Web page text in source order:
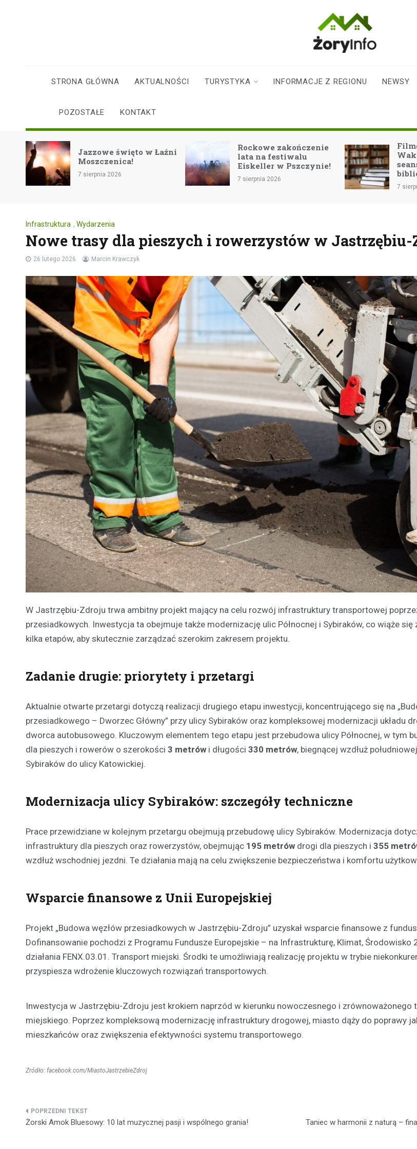
mieszkańców
Żor
STRONA GŁÓWNA AKTUALNOŚCI TURYSTYKA INFORMACJE Z REGIONU NEWSY
POZOSTAŁE KONTAKT
Jazzowe święto w Łaźni
Moszczenica!
7 sierpnia 2026
Rockowe zakończenie
lata na festiwalu
Eiskeller w Pszczynie!
7 sierpnia 2026
Filmowa Kraina
Wakacji: Rodzinne
seanse pełne
bibliotece
7 sierpnia 2026
Infrastruktura , Wydarzenia
Nowe trasy dla pieszych i rowerzystów w Jastrzębiu-
26 lutego 2026 Marcin Krawczyk
W Jastrzębiu-Zdroju trwa ambitny projekt mający na celu rozwój infrastruktury transportowej
przesiadkowych. Inwestycja ta obejmuje także modernizację ulic Północnej i Sybiraków, co wiąże się
kilka etapów, aby skutecznie zarządzać szerokim zakresem projektu.
Zadanie drugie: priorytety i przetargi
Aktualnie otwarte przetargi dotyczą realizacji drugiego etapu inwestycji, koncentrującego się na
przesiadkowego – Dworzec Główny” przy ulicy Sybiraków oraz kompleksowej modernizacji układu
dworca autobusowego. Kluczowym elementem tego etapu jest przebudowa ulicy Północnej, w tym
dla pieszych i rowerów o szerokości 3 metrów i długości 330 metrów, biegnącej wzdłuż
Sybiraków do ulicy Katowickiej.
Modernizacja ulicy Sybiraków: szczegóły techniczne
Prace przewidziane w kolejnym przetargu obejmują przebudowę ulicy Sybiraków. Modernizacja
infrastruktury dla pieszych oraz rowerzystów, obejmując 195 metrów drogi dla pieszych i 355
wzdłuż wschodniej jezdni. Te działania mają na celu zwiększenie bezpieczeństwa i komfortu
Wsparcie finansowe z Unii Europejskiej
Projekt „Budowa węzłów przesiadkowych w Jastrzębiu-Zdroju” uzyskał wsparcie finansowe z
Dofinansowanie pochodzi z Programu Fundusze Europejskie – na Infrastrukturę, Klimat, Środowisko
działania FENX.03.01. Transport miejski. Środki te umożliwiają realizację projektu w trybie
przyspiesza wdrożenie kluczowych rozwiązań transportowych.
Inwestycja w Jastrzębiu-Zdroju jest krokiem naprzód w kierunku nowoczesnego i zrównoważonego
miejskiego. Poprzez kompleksową modernizację infrastruktury drogowej, miasto dąży do poprawy
mieszkańców oraz zwiększenia efektywności systemu transportowego.
Źródło: facebook.com/MiastoJastrzebieZdroj
Nawigacja
Żorski Amok Bluesowy: 10 lat muzycznej pasji i wspólnego grania! Taniec w harmonii z naturą –
Festyn
30 czerwca 2026
W minioną
Moszczenicy mieli